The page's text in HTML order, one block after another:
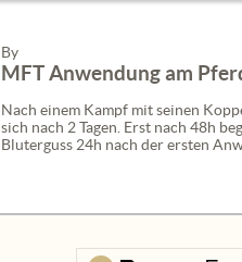
By
MFTAnwendung am
Nach einem Kampf mit seinen
sich nach 2 Tagen. Erst nach 48h
Bluterguss 24h nach der ersten